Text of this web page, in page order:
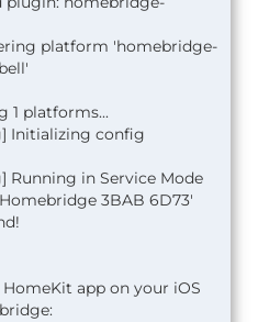
platform 'homebridge-
1 platforms...
Initializing config
Running in Service Mode
3BAB 6D73'
app on your iOS